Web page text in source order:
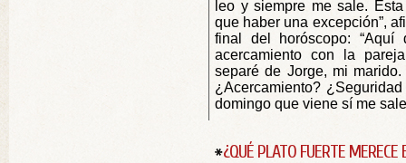
leo y siempre me sale.
que haber una excepción”,
final del horóscopo: “Aquí
acercamiento con la
separé de Jorge, mi
¿Acercamiento?
domingo que viene sí me
¿QUÉ PLATO FUERTE MERECE